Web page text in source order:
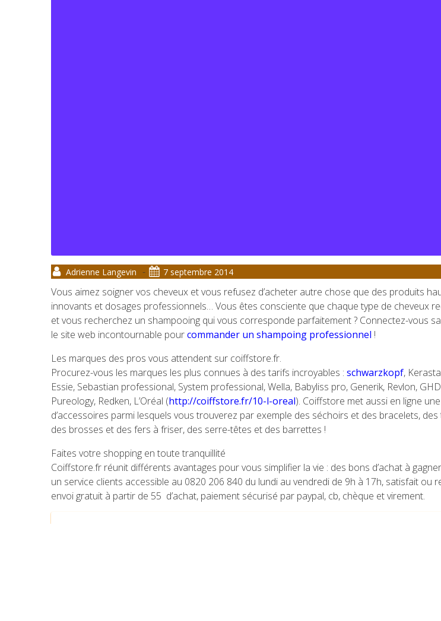
Adrienne Langevin - 7 septembre 2014
Vous aimez soigner vos cheveux et vous refusez d’acheter autre chose que des produits
innovants et dosages professionnels… Vous êtes consciente que chaque type de cheveux
et vous recherchez un shampooing qui vous corresponde parfaitement ? Connectez-vous
le site web incontournable pourcommander un shampoing professionnel !
Les marques des pros vous attendent sur coiffstore.fr.
Procurez-vous les marques les plus connues à des tarifs incroyables : schwarzkopf,
Essie, Sebastian professional, System professional, Wella, Babyliss pro, Generik, Revlon,
Pureology, Redken, L’Oréal (http://coiffstore.fr/10-l-oreal). Coiffstore met aussi en ligne
d’accessoires parmi lesquels vous trouverez par exemple des séchoirs et des bracelets,
des brosses et des fers à friser, des serre-têtes et des barrettes !
Faites votre shopping en toute tranquillité
Coiffstore.fr réunit différents avantages pour vous simplifier la vie : des bons d’achat à
un service clients accessible au 0820 206 840 du lundi au vendredi de 9h à 17h, satisfait ou
envoi gratuit à partir de 55  d’achat, paiement sécurisé par paypal, cb, chèque et virement.